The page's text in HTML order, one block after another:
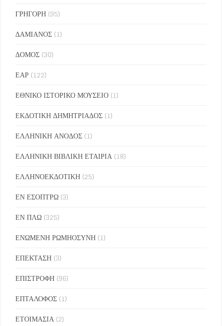
ΓΡΗΓΟΡΗ (95)
ΔΑΜΙΑΝΟΣ (1)
ΔΟΜΟΣ (30)
ΕΑΡ (122)
ΕΘΝΙΚΟ ΙΣΤΟΡΙΚΟ ΜΟΥΣΕΙΟ (1)
ΕΚΔΟΤΙΚΗ ΔΗΜΗΤΡΙΑΔΟΣ (1)
ΕΛΛΗΝΙΚΗ ΑΝΟΔΟΣ (1)
ΕΛΛΗΝΙΚΗ ΒΙΒΛΙΚΗ ΕΤΑΙΡΙΑ (18)
ΕΛΛΗΝΟΕΚΔΟΤΙΚΗ (25)
ΕΝ ΕΣΟΠΤΡΩ (3)
ΕΝ ΠΛΩ (325)
ΕΝΩΜΕΝΗ ΡΩΜΗΟΣΥΝΗ (1)
ΕΠΕΚΤΑΣΗ (3)
ΕΠΙΣΤΡΟΦΗ (96)
ΕΠΤΑΛΟΦΟΣ (1)
ΕΤΟΙΜΑΣΙΑ (2)